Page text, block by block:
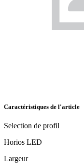
Caractéristiques de l'article
Selection de profil
Horios LED
Largeur